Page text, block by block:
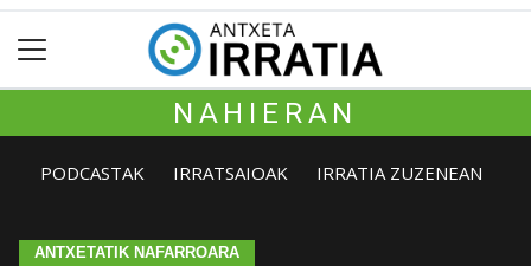
NAHIERAN
PODCASTAK IRRATSAIOAK IRRATIA ZUZENEAN
ANTXETATIK NAFARROARA